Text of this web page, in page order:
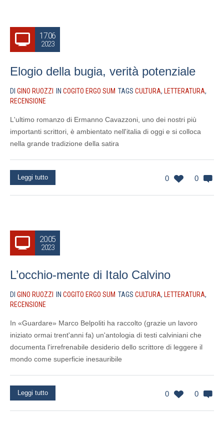
17.06
2023
Elogio della bugia, verità potenziale
DI GINO RUOZZI IN COGITO ERGO SUM TAGS CULTURA, LETTERATURA,
RECENSIONE
L'ultimo romanzo di Ermanno Cavazzoni, uno dei nostri più
importanti scrittori, è ambientato nell'italia di oggi e si colloca
nella grande tradizione della satira
0 0
Leggi tutto
20.05
2023
L’occhio-mente di Italo Calvino
DI GINO RUOZZI IN COGITO ERGO SUM TAGS CULTURA, LETTERATURA,
RECENSIONE
In «Guardare» Marco Belpoliti ha raccolto (grazie un lavoro
iniziato ormai trent'anni fa) un'antologia di testi calviniani che
documenta l'irrefrenabile desiderio dello scrittore di leggere il
mondo come superficie inesauribile
0 0
Leggi tutto